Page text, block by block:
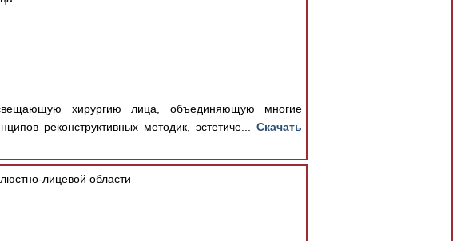
хирургию лица, объединяющую многие
реконструктивных методик, эстетиче... Скачать
лицевой области